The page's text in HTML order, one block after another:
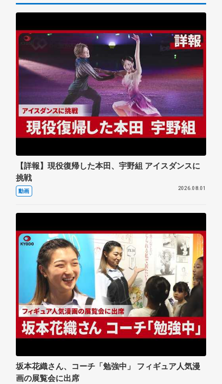
【詳報】現役復帰した本田、宇野組 アイスダンスに
挑戦
動画 2026.08.01
坂本花織さん、コーチ「勉強中」 フィギュア人気漫
画の展覧会に出席